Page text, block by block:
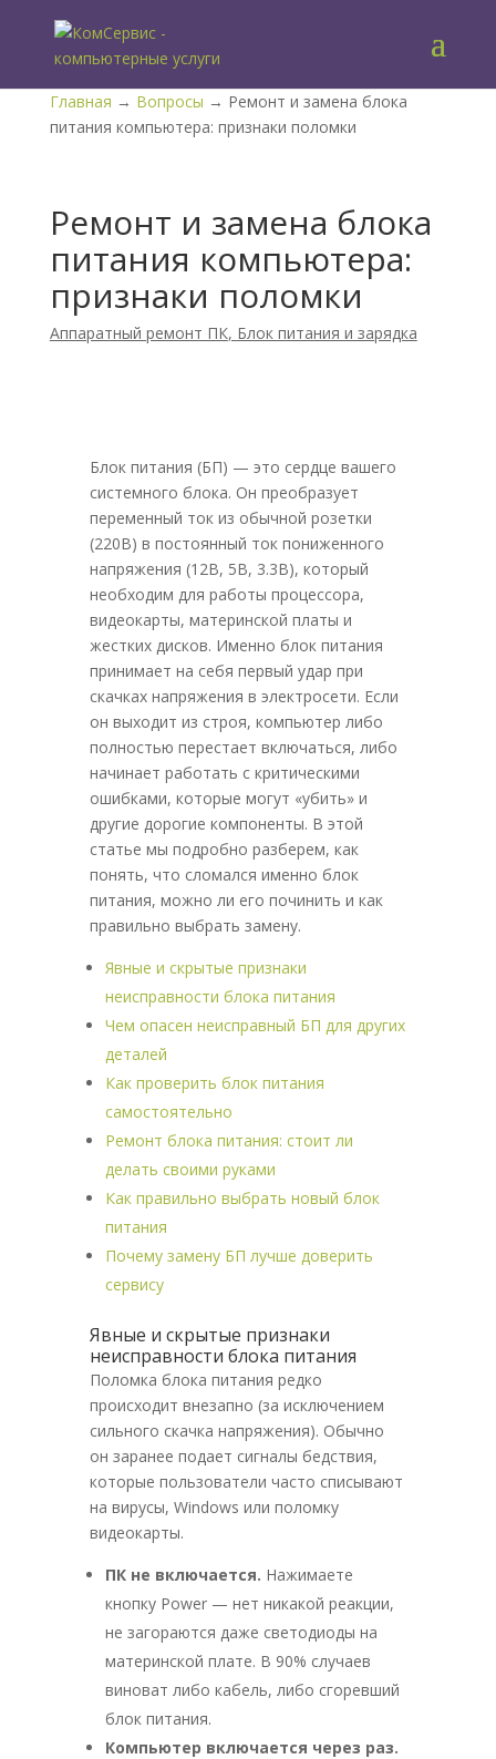
Главная → Вопросы → Ремонт и замена блока
питания компьютера: признаки поломки
Ремонт и замена блока
питания компьютера:
признаки поломки
Аппаратный ремонт ПК, Блок питания и зарядка
Блок питания (БП) — это сердце вашего
системного блока. Он преобразует
переменный ток из обычной розетки
(220В) в постоянный ток пониженного
напряжения (12В, 5В, 3.3В), который
необходим для работы процессора,
видеокарты, материнской платы и
жестких дисков. Именно блок питания
принимает на себя первый удар при
скачках напряжения в электросети. Если
он выходит из строя, компьютер либо
полностью перестает включаться, либо
начинает работать с критическими
ошибками, которые могут «убить» и
другие дорогие компоненты. В этой
статье мы подробно разберем, как
понять, что сломался именно блок
питания, можно ли его починить и как
правильно выбрать замену.
Явные и скрытые признаки
неисправности блока питания
Чем опасен неисправный БП для других
деталей
Как проверить блок питания
самостоятельно
Ремонт блока питания: стоит ли
делать своими руками
Как правильно выбрать новый блок
питания
Почему замену БП лучше доверить
сервису
Явные и скрытые признаки
неисправности блока питания
Поломка блока питания редко
происходит внезапно (за исключением
сильного скачка напряжения). Обычно
он заранее подает сигналы бедствия,
которые пользователи часто списывают
на вирусы, Windows или поломку
видеокарты.
ПК не включается. Нажимаете
кнопку Power — нет никакой реакции,
не загораются даже светодиоды на
материнской плате. В 90% случаев
виноват либо кабель, либо сгоревший
блок питания.
Компьютер включается через раз.